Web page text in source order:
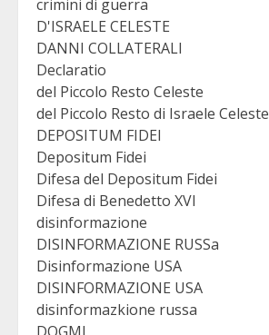
crimini di guerra
D'ISRAELE CELESTE
DANNI COLLATERALI
Declaratio
del Piccolo Resto Celeste
del Piccolo Resto di Israele Celeste
DEPOSITUM FIDEI
Depositum Fidei
Difesa del Depositum Fidei
Difesa di Benedetto XVI
disinformazione
DISINFORMAZIONE RUSSa
Disinformazione USA
DISINFORMAZIONE USA
disinformazkione russa